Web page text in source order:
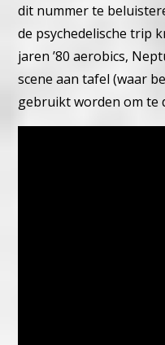
dit nummer te
de psychedelische trip
jaren ’80 aerobics,
scene aan tafel (waar
gebruikt worden om te